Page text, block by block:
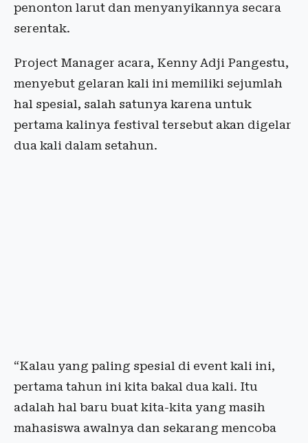
penonton larut dan menyanyikannya secara
serentak.
Project Manager acara, Kenny Adji Pangestu,
menyebut gelaran kali ini memiliki sejumlah
hal spesial, salah satunya karena untuk
pertama kalinya festival tersebut akan digelar
dua kali dalam setahun.
“Kalau yang paling spesial di event kali ini,
pertama tahun ini kita bakal dua kali. Itu
adalah hal baru buat kita-kita yang masih
mahasiswa awalnya dan sekarang mencoba